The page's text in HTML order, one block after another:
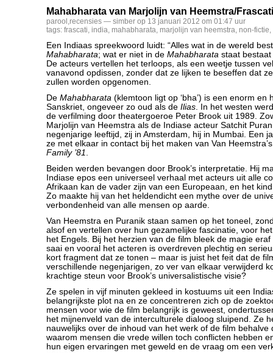
Mahabharata van Marjolijn van Heemstra/
parool ,recensies — simber op 13 januari 2012 om 01:47 uur
tags: frascati, india, mahabharata, marjolijn van heemstra, non-fictie,
Een Indiaas spreekwoord luidt: “Alles wat in de wereld
Mahabharata; wat er niet in de Mahabharata staat bestaat
De acteurs vertellen het terloops, als een weetje tussen
vanavond opdissen, zonder dat ze lijken te beseffen dat
zullen worden opgenomen.
De Mahabharata (klemtoon ligt op ‘bha’) is een enorm en
Sanskriet, ongeveer zo oud als de Ilias. In het westen
de verfilming door theatergoeroe Peter Brook uit 1989.
Marjolijn van Heemstra als de Indiase acteur Satchit
negenjarige leeftijd, zij in Amsterdam, hij in Mumbai. Een
ze met elkaar in contact bij het maken van Van
Family ’81.
Beiden werden bevangen door Brook’s interpretatie. Hij
Indiase epos een universeel verhaal met acteurs uit alle
Afrikaan kan de vader zijn van een Europeaan, en het
Zo maakte hij van het heldendicht een mythe over de
verbondenheid van alle mensen op aarde.
Van Heemstra en Puranik staan samen op het toneel,
alsof en vertellen over hun gezamelijke fascinatie, voor
het Engels. Bij het herzien van de film bleek de magie
saai en vooral het acteren is overdreven plechtig en
kort fragment dat ze tonen – maar is juist het feit dat de
verschillende negenjarigen, zo ver van elkaar verwijderd
krachtige steun voor Brook’s universalistische visie?
Ze spelen in vijf minuten gekleed in kostuums uit een
belangrijkste plot na en ze concentreren zich op de
mensen voor wie de film belangrijk is geweest,
het mijnenveld van de interculturele dialoog sluipend. Ze
nauwelijks over de inhoud van het werk of de film behalve
waarom mensen die vrede willen toch conflicten hebben
hun eigen ervaringen met geweld en de vraag om een